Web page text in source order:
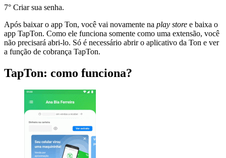
7° Criar sua senha.
Após baixar o app Ton, você vai novamente na play store e baixa o
app TapTon. Como ele funciona somente como uma extensão, você
não precisará abri-lo. Só é necessário abrir o aplicativo da Ton e ver
a função de cobrança TapTon.
TapTon: como funciona?